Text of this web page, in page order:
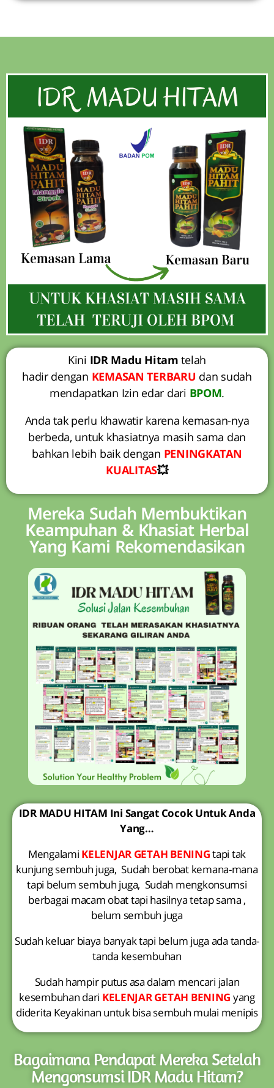
Kini IDR Madu Hitam telah
hadir dengan KEMASAN TERBARU dan sudah
mendapatkan Izin edar dari BPOM.
Anda tak perlu khawatir karena kemasan-nya
berbeda, untuk khasiatnya masih sama dan
bahkan lebih baik dengan PENINGKATAN
KUALITAS💥
Mereka Sudah Membuktikan
Keampuhan & Khasiat Herbal
Yang Kami Rekomendasikan
IDR MADU HITAM Ini Sangat Cocok Untuk Anda
Yang…
Mengalami KELENJAR GETAH BENINGtapi tak
kunjung sembuh juga, Sudah berobat kemana-mana
tapi belum sembuh juga, Sudah mengkonsumsi
berbagai macam obat tapi hasilnya tetap sama ,
belum sembuh juga
Sudah keluar biaya banyak tapi belum juga ada tanda-
tanda kesembuhan
Sudah hampir putus asa dalam mencari jalan
kesembuhan dari KELENJAR GETAH BENING yang
diderita Keyakinan untuk bisa sembuh mulai menipis
Bagaimana Pendapat Mereka Setelah
Mengonsumsi IDR Madu Hitam?